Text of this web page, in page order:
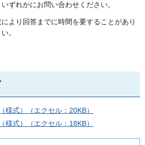
ずれかにお問い合わせください。
より回答までに時間を要することがあり
。
様式）（エクセル：20KB）
様式）（エクセル：18KB）